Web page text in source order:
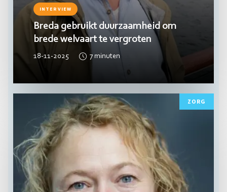
INTERVIEW
Breda gebruikt duurzaamheid om
brede welvaart te vergroten
18-11-2025 7 minuten
ZORG